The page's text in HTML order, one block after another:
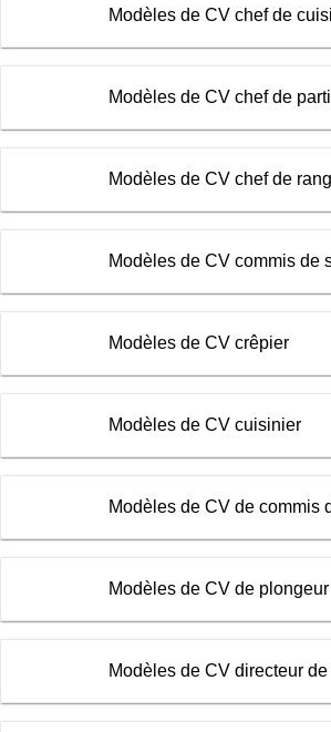
Modèles de CV chef de
Modèles de CV chef de
Modèles de CV chef de rang
Modèles de CV commis de
Modèles de CV crêpier
Modèles de CV cuisinier
Modèles de CV de commis
Modèles de CV de plongeur
Modèles de CV directeur